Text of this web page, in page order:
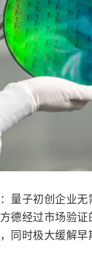
量子初创企业
德经过市场验
同时极大缓解